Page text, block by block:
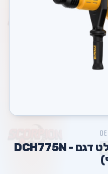
פטיש חציבה 60V דיוולט דגם - DCH775N